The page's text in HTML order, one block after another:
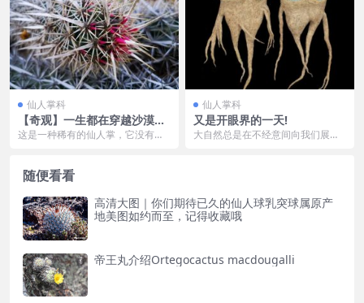
仙人掌科
【奇观】一生都在穿越沙漠的
仙人掌-伏地魔Stenocereus e
这是一种稀有的仙人掌，它没有像
仙人掌科
又是开眼界的一天!
大自然总是在不经意间向我们展示
随便看看
高清大图｜你们期待已久的仙人球乳突球属原产
地美图如约而至，记得收藏哦
帝王丸介绍Ortegocactus macdougalli